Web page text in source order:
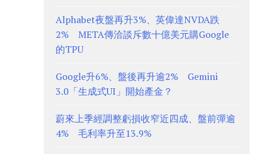
Alphabet夜盤再升3%、英偉達NVDA跌
2% META傳洽談斥數十億美元購Google
的TPU
Google升6%、盤後再升逾2% Gemini
3.0「生成式UI」開始產金？
蔚來上季經調整虧損收窄近四成、盤前彈逾
4% 毛利率升至13.9%